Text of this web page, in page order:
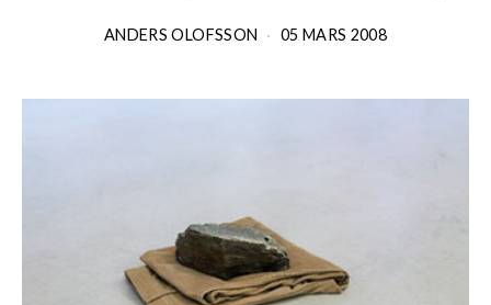
ANDERS OLOFSSON 05 MARS 2008